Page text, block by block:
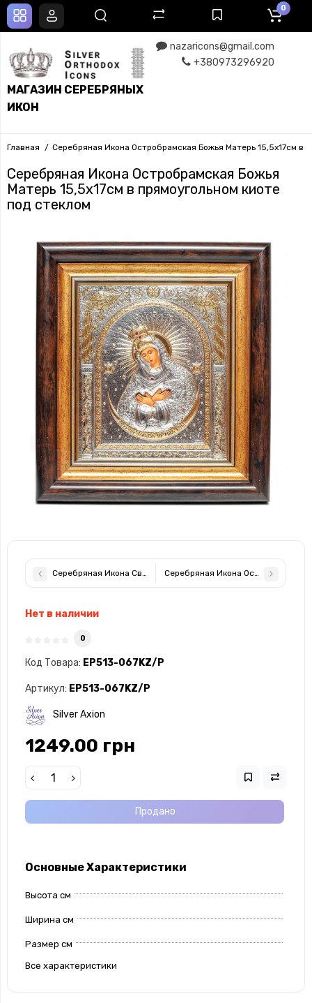
МАГАЗИН СЕРЕБРЯНЫХ
ИКОН
nazaricons@gmail.com
+380973296920
0
Главная Серебряная Икона Остробрамская Божья Матерь 15,5х17см в
Серебряная Икона Остробрамская Божья
Матерь 15,5х17см в прямоугольном киоте
под стеклом
Серебряная Икона Святой Великомученик Георгий
Серебряная Икона Остробрамская
Нет в наличии
0
Код Товара: EP513-067KZ/P
Артикул: EP513-067KZ/P
Silver Axion
1249.00 грн
Продано
Основные Характеристики
Высота см
Ширина см
Размер см
Все характеристики